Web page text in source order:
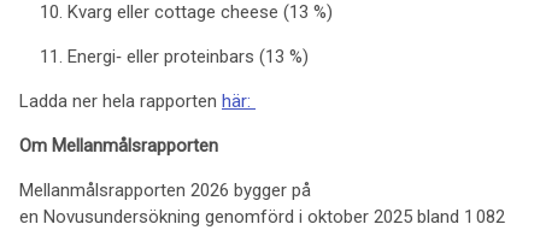
Kvarg eller cottage cheese (13 %)
Energi‑ eller proteinbars (13 %)
Ladda ner hela rapporten här:
Om Mellanmålsrapporten
Mellanmålsrapporten 2026 bygger på
en Novusundersökning genomförd i oktober 2025 bland 1 082